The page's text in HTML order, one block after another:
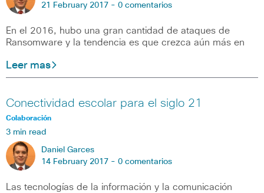
21 February 2017 - 0 comentarios
En el 2016, hubo una gran cantidad de ataques de
Ransomware y la tendencia es que crezca aún más en
Leer mas
Conectividad escolar para el siglo 21
Colaboración
3 min read
Daniel Garces
14 February 2017 - 0 comentarios
Las tecnologías de la información y la comunicación